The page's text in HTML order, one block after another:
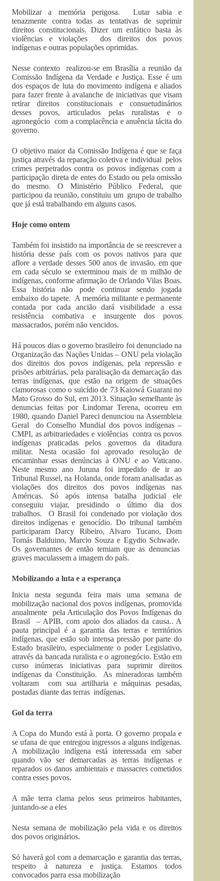
Mobilizar a memória perigosa. Lutar sabia e
tenazmente contra todas as tentativas de suprimir
direitos constitucionais. Dizer um enfático basta às
violências e violações dos direitos dos povos
indígenas e outras populações oprimidas.
Nesse contexto realizou-se em Brasília a reunião da
Comissão Indígena da Verdade e Justiça. Esse é um
dos espaços de luta do movimento indígena e aliados
para fazer frente à avalanche de iniciativas que visam
retirar direitos constitucionais e consuetudinários
desses povos, articulados pelas ruralistas e o
agronegócio com a complacência e anuência tácita do
governo.
O objetivo maior da Comissão Indígena é que se faça
justiça através da reparação coletiva e individual pelos
crimes perpetrados contra os povos indígenas com a
participação direta de entes do Estado ou pela omissão
do mesmo. O Ministério Público Federal, que
participou da reunião, constituiu um grupo de trabalho
que já está trabalhando em alguns casos.
Hoje como ontem
Também foi insistido na importância de se reescrever a
história desse país com os povos nativos para que
aflore a verdade desses 500 anos de invasão, em que
em cada século se exterminou mais de m milhão de
indígenas, conforme afirmação de Orlando Vilas Boas.
Essa história não pode continuar sendo jogada
embaixo do tapete. A memória militante e permanente
contada por cada ancião dará visibilidade a essa
resistência combativa e insurgente dos povos
massacrados, porém não vencidos.
Há poucos dias o governo brasileiro foi denunciado na
Organização das Nações Unidas – ONU pela violação
dos direitos dos povos indígenas, pela repressão e
prisões arbitrárias, pela paralisação da demarcação das
terras indígenas, que estão na origem de situações
clamorosas como o suicídio de 73 Kaiowá Guarani no
Mato Grosso do Sul, em 2013. Situação semelhante às
denuncias feitas por Lindomar Terena, ocorreu em
1980, quando Daniel Pareci denunciou na Assembleia
Geral do Conselho Mundial dos povos indígenas –
CMPI, as arbitrariedades e violências contra os povos
indígenas praticadas pelos governos da ditadura
militar. Nesta ocasião foi aprovado resolução de
encaminhar essas denúncias à ONU e ao Vaticano.
Neste mesmo ano Juruna foi impedido de ir ao
Tribunal Russel, na Holanda, onde foram analisadas as
violações dos direitos dos povos indígenas nas
Américas. Só após intensa batalha judicial ele
conseguiu viajar, presidindo o último dia dos
trabalhos. O Brasil foi condenado por violação dos
direitos indígenas e genocídio. Do tribunal também
participaram Darcy Ribeiro, Alvaro Tucano, Dom
Tomás Balduino, Marcio Souza e Egydio Schwade.
Os governantes de então temiam que as denuncias
graves maculassem a imagem do país.
Mobilizando a luta e a esperança
Inicia nesta segunda feira mais uma semana de
mobilização nacional dos povos indígenas, promovida
anualmente pela Articulação dos Povos Indígenas do
Brasil – APIB, com apoio dos aliados da causa.. A
pauta principal é a garantia das terras e territórios
indígenas, que estão sob intensa pressão por parte do
Estado brasileiro, especialmente o poder Legislativo,
através da bancada ruralista e o agronegócio. Estão em
curso inúmeras iniciativas para suprimir direitos
indígenas da Constituição. As mineradoras também
voltaram com sua artilharia e máquinas pesadas,
postadas diante das terras indígenas.
Gol da terra
A Copa do Mundo está à porta. O governo propala e
se ufana de que entregou ingressos a alguns indígenas.
A mobilização indígena está interessada em saber
quando vão ser demarcadas as terras indígenas e
reparados os danos ambientais e massacres cometidos
contra esses povos.
A mãe terra clama pelos seus primeiros habitantes,
juntando-se a eles
Nesta semana de mobilização pela vida e os direitos
dos povos originários.
Só haverá gol com a demarcação e garantia das terras,
respeito à natureza e justiça. Estamos todos
convocados parra essa mobilização